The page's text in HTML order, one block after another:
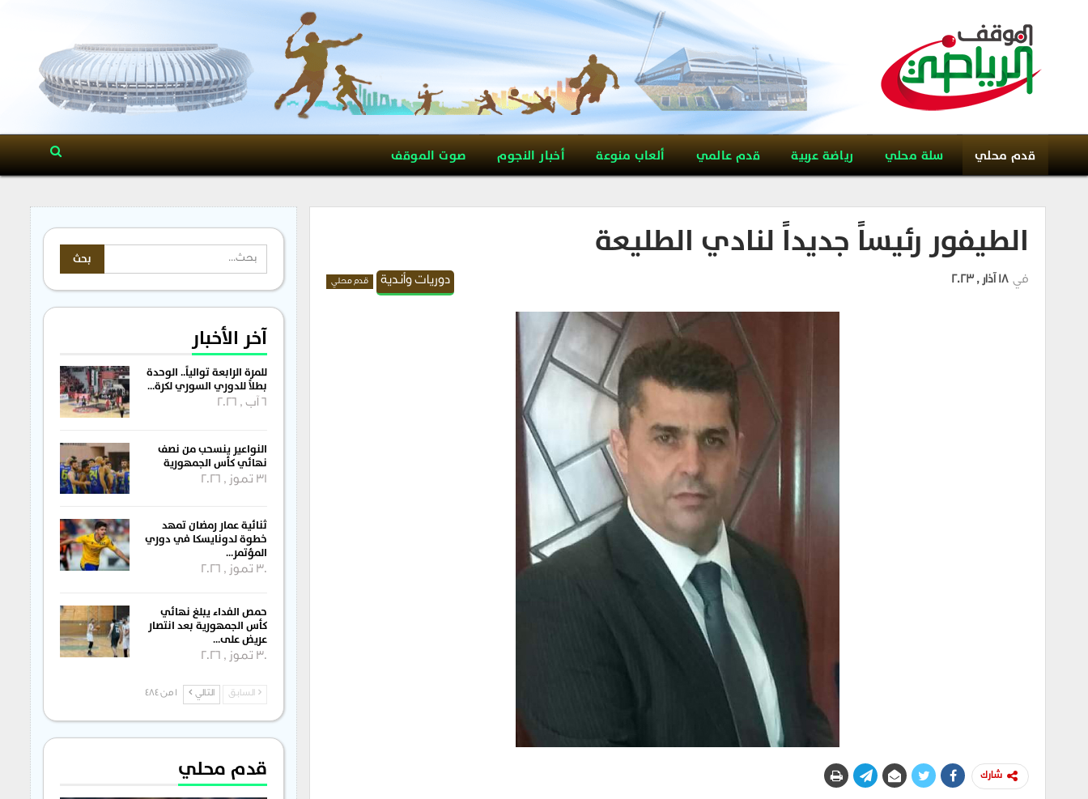
قدم محلي سلة محلي رياضة عربية قدم عالمي ألعاب منوعة أخبار النجوم صوت الموقف
الطيفور رئيساً جديداً لنادي الطليعة
دوريات وأندية قدم محلي في 18 آذار , 2023
شارك
آخر الأخبار
للمرة الرابعة توالياً.. الوحدة
بطلاً للدوري السوري لكرة…
6 آب , 2026
النواعير ينسحب من نصف
نهائي كأس الجمهورية
31 تموز , 2026
ثنائية عمار رمضان تمهد
خطوة لدونايسكا في دوري
المؤتمر…
30 تموز , 2026
حمص الفداء يبلغ نهائي
كأس الجمهورية بعد انتصار
عريض على…
30 تموز , 2026
السابق التالي 1 من 484
قدم محلي